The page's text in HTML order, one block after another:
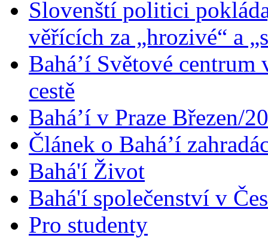
Slovenští politici
věřících za „hrozivé“ a
Bahá’í Světové
cestě
Bahá’í v Praze Březen/
Článek o Bahá’í
Bahá'í Život
Bahá'í společenství v
Pro studenty